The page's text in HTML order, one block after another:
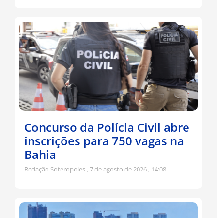
Concurso da Polícia Civil abre
inscrições para 750 vagas na
Bahia
Redação Soteropoles 7 de agosto de 2026 14:08